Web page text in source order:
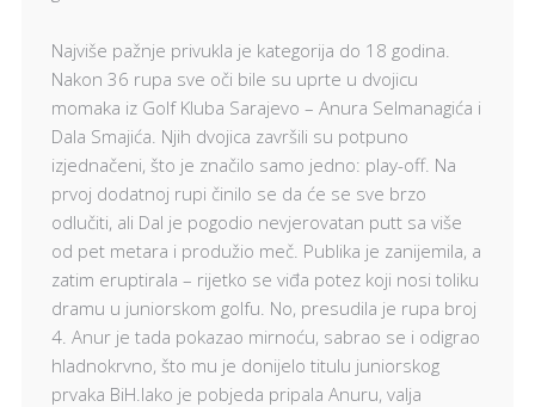
Najviše pažnje privukla je kategorija do 18 godina.
Nakon 36 rupa sve oči bile su uprte u dvojicu
momaka iz Golf Kluba Sarajevo – Anura Selmanagića i
Dala Smajića. Njih dvojica završili su potpuno
izjednačeni, što je značilo samo jedno: play-off. Na
prvoj dodatnoj rupi činilo se da će se sve brzo
odlučiti, ali Dal je pogodio nevjerovatan putt sa više
od pet metara i produžio meč. Publika je zanijemila, a
zatim eruptirala – rijetko se viđa potez koji nosi toliku
dramu u juniorskom golfu. No, presudila je rupa broj
4. Anur je tada pokazao mirnoću, sabrao se i odigrao
hladnokrvno, što mu je donijelo titulu juniorskog
prvaka BiH.Iako je pobjeda pripala Anuru, valja